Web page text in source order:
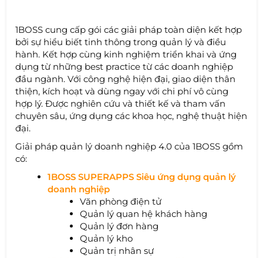
1BOSS cung cấp gói các giải pháp toàn diện kết hợp
bởi sự hiểu biết tinh thông trong quản lý và điều
hành. Kết hợp cùng kinh nghiệm triển khai và ứng
dụng từ những best practice từ các doanh nghiệp
đầu ngành. Với công nghệ hiện đại, giao diện thân
thiện, kích hoạt và dùng ngay với chi phí vô cùng
hợp lý. Được nghiên cứu và thiết kế và tham vấn
chuyên sâu, ứng dụng các khoa học, nghệ thuật hiện
đại.
Giải pháp quản lý doanh nghiệp 4.0 của 1BOSS gồm
có:
1BOSS SUPERAPPS Siêu ứng dụng quản lý
doanh nghiệp
Văn phòng điện tử
Quản lý quan hệ khách hàng
Quản lý đơn hàng
Quản lý kho
Quản trị nhân sự